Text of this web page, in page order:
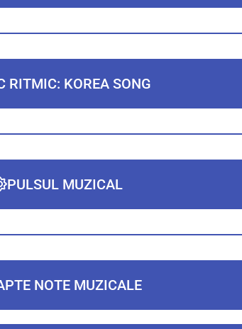
RITMIC: KOREA SONG
PULSUL MUZICAL
NOTE MUZICALE